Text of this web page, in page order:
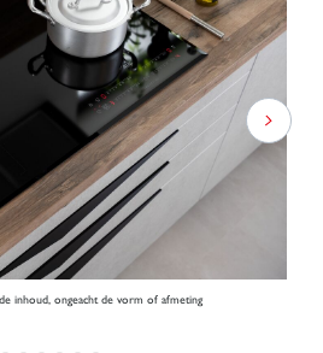
inhoud, ongeacht de vorm of afmeting